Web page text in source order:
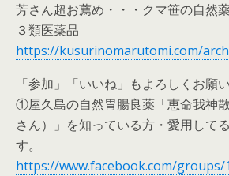
芳さん超お薦め・・・クマ笹の自然
３類医薬品
https://kusurinomarutomi.com/
「参加」「いいね」もよろしくお願
①屋久島の自然胃腸良薬「恵命我神
さん）」を知っている方・愛用して
す。
https://www.facebook.com/groups/